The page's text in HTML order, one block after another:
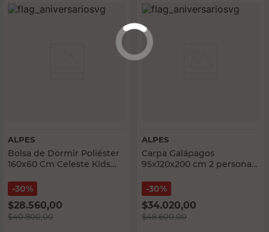
ALPES
Bolsa de Dormir Poliéster
160x60 Cm Celeste Kids
30%
$28.560,00
$40.800,00
ALPES
Carpa Galápagos
95x120x200 cm 2 personas
30%
$34.020,00
$48.600,00